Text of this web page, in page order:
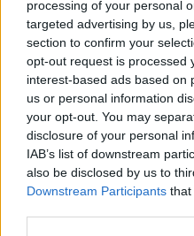
processing of your personal
targeted advertising by us,
section to confirm your
opt-out request is processed
interest-based ads based on
us or personal information
your opt-out. You may
disclosure of your personal
IAB’s list of downstream
also be disclosed by us to
Downstream Participants that